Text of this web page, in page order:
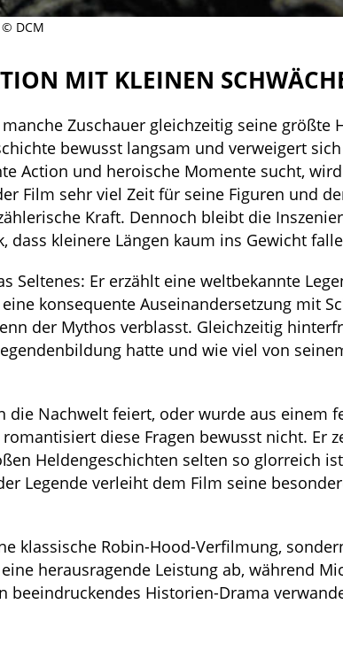
© DCM
MIT KLEINEN
Zuschauer gleichzeitig seine größte
bewusst langsam und verweigert
Action und heroische Momente sucht,
Film sehr viel Zeit für seine Figuren und
Kraft. Dennoch bleibt die
dass kleinere Längen kaum ins Gewicht
Seltenes: Er erzählt eine weltbekannte
konsequente Auseinandersetzung mit
der Mythos verblasst. Gleichzeitig
hatte und wie viel von
die Nachwelt feiert, oder wurde aus einem
diese Fragen bewusst nicht. Er
Heldengeschichten selten so glorreich
Legende verleiht dem Film seine
klassische Robin-Hood-Verfilmung,
herausragende Leistung ab, während
beeindruckendes Historien-Drama